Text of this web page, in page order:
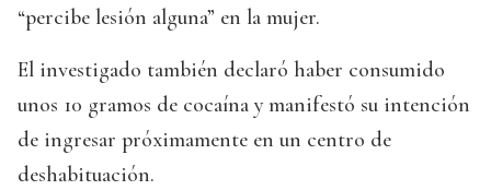
“percibe lesión alguna” en la mujer.
El investigado también declaró haber consumido
unos 10 gramos de cocaína y manifestó su intención
de ingresar próximamente en un centro de
deshabituación.